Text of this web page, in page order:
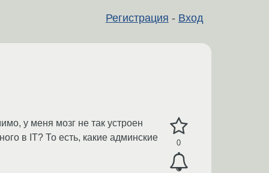
Регистрация - Вход
0
у меня мозг не так устроен
в IT? То есть, какие админские